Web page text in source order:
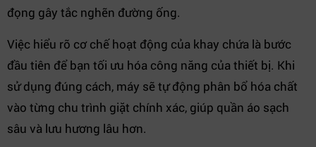
đọng gây tắc nghẽn đường ống.
Việc hiểu rõ cơ chế hoạt động của khay chứa là bước
đầu tiên để bạn tối ưu hóa công năng của thiết bị. Khi
sử dụng đúng cách, máy sẽ tự động phân bổ hóa chất
vào từng chu trình giặt chính xác, giúp quần áo sạch
sâu và lưu hương lâu hơn.